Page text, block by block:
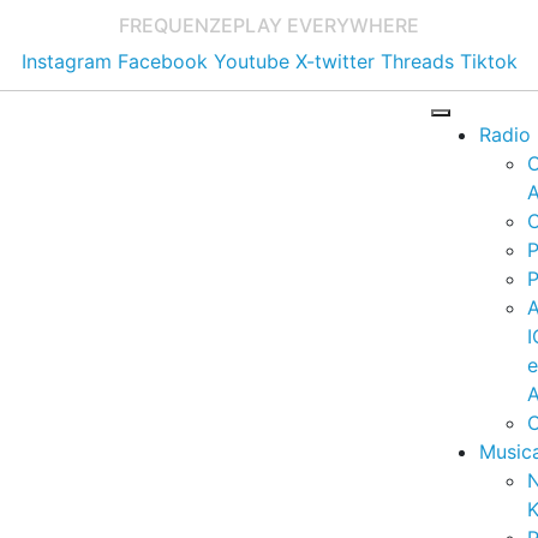
FREQUENZEPLAY EVERYWHERE
Instagram Facebook Youtube X-twitter Threads Tiktok
Radio
e